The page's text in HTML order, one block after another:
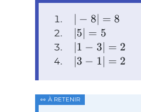
− 8∣ = 8
∣5∣ = 5
∣1 − 3∣ = 2
∣3 − 1∣ = 2